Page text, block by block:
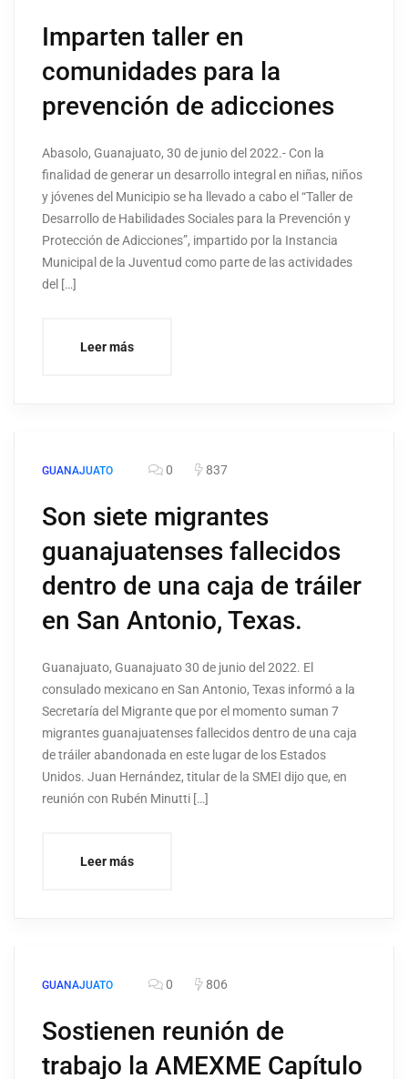
Imparten taller en
comunidades para la
prevención de adicciones
Abasolo, Guanajuato, 30 de junio del 2022.- Con la
finalidad de generar un desarrollo integral en niñas, niños
y jóvenes del Municipio se ha llevado a cabo el “Taller de
Desarrollo de Habilidades Sociales para la Prevención y
Protección de Adicciones”, impartido por la Instancia
Municipal de la Juventud como parte de las actividades
del […]
Leer más
GUANAJUATO 0 837
Son siete migrantes
guanajuatenses fallecidos
dentro de una caja de tráiler
en San Antonio, Texas.
Guanajuato, Guanajuato 30 de junio del 2022. El
consulado mexicano en San Antonio, Texas informó a la
Secretaría del Migrante que por el momento suman 7
migrantes guanajuatenses fallecidos dentro de una caja
de tráiler abandonada en este lugar de los Estados
Unidos. Juan Hernández, titular de la SMEI dijo que, en
reunión con Rubén Minutti […]
Leer más
GUANAJUATO 0 806
Sostienen reunión de
trabajo la AMEXME Capítulo